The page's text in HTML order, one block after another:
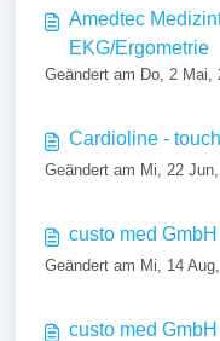
Amedtec
EKG/Ergometrie
Geändert am Do, 2 Mai,
Cardioline -
Geändert am Mi, 22
custo med
Geändert am Mi, 14
custo med